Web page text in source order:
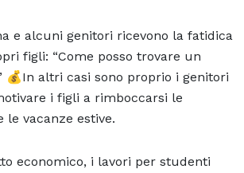
e alcuni genitori ricevono la fatidica
figli: “Come posso trovare un
💰In altri casi sono proprio i genitori
i figli a rimboccarsi le
vacanze estive.
economico, i lavori per studenti